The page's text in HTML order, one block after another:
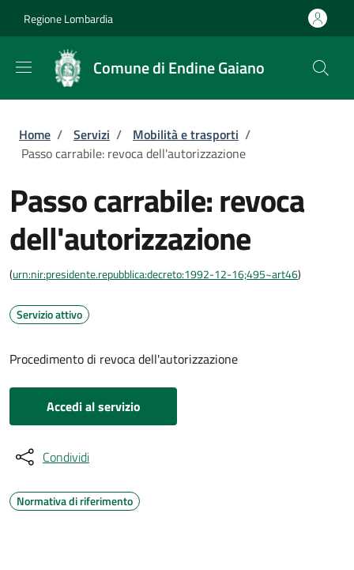
Regione Lombardia
Comune di Endine Gaiano
Briciole di pane
Home / Servizi / Mobilità e trasporti /
Passo carrabile: revoca dell'autorizzazione
Passo carrabile: revoca
dell'autorizzazione
(urn:nir:presidente.repubblica:decreto:1992-12-16;495~art46)
Servizio attivo
Procedimento di revoca dell'autorizzazione
Accedi al servizio
Condividi
Normativa di riferimento